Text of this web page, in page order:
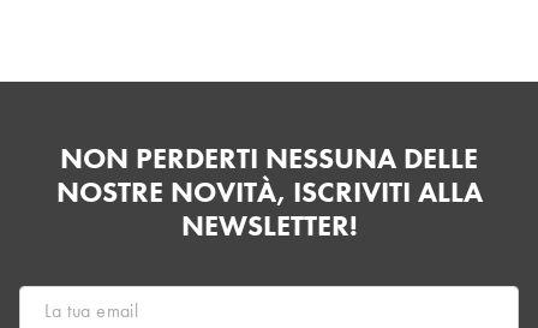
NON PERDERTI NESSUNA DELLE
NOSTRE NOVITÀ, ISCRIVITI ALLA
NEWSLETTER!